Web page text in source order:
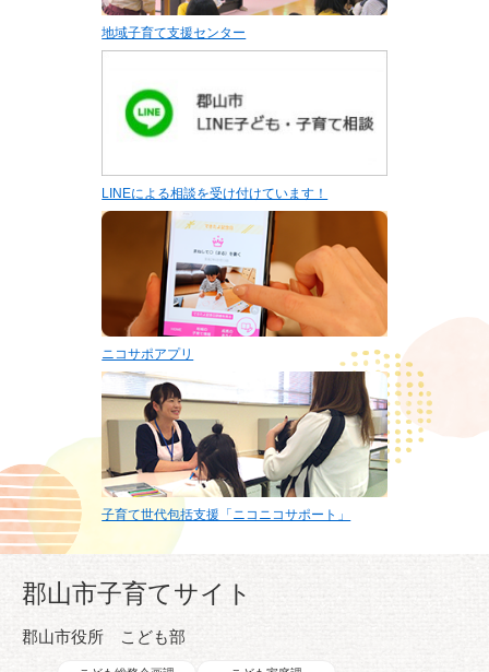
地域子育て支援センター
LINEによる相談を受け付けています！
ニコサポアプリ
子育て世代包括支援「ニコニコサポート」
郡山市子育てサイト
郡山市役所 こども部